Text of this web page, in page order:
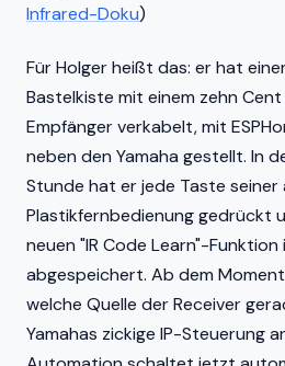
Infrared-Doku)
Für Holger heißt das: er hat
Bastelkiste mit einem zehn
Empfänger verkabelt, mit
neben den Yamaha gestellt. In
Stunde hat er jede Taste seiner
Plastikfernbedienung gedrückt
neuen "IR Code Learn"-
abgespeichert. Ab dem
welche Quelle der Receiver
Yamahas zickige IP-Steuerung